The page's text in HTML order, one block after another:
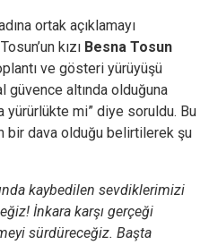
ortak açıklamayı
kızı Besna Tosun
ve gösteri yürüyüşü
güvence altında olduğuna
yürürlükte mi” diye soruldu. Bu
bir dava olduğu belirtilerek şu
kaybedilen sevdiklerimizi
İnkara karşı gerçeği
sürdüreceğiz. Başta